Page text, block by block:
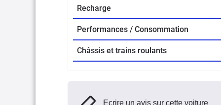
Recharge
Performances / Consommation
Châssis et trains roulants
Ecrire un avis sur cette voiture